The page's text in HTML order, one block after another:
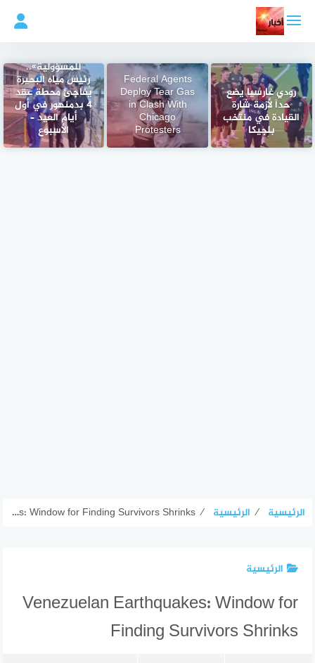
المحتوى
رودي غارسيا يضع
حداً لأزمة شارة
القيادة في منتخب
بلجيكا
Federal Agents
Deploy Tear Gas
in Clash With
Chicago
Protesters
للمسؤولية»..
رئيس مياه البحيرة
يُفاجئ محطة عقد
4 بدمنهور في أول
أيام العيد –
الأسبوع
الرئيسية ⁄ الرئيسية ⁄
Venezuelan Earthquakes: Window for Finding Survivors Shrinks
الرئيسية
Venezuelan Earthquakes: Window for
Finding Survivors Shrinks